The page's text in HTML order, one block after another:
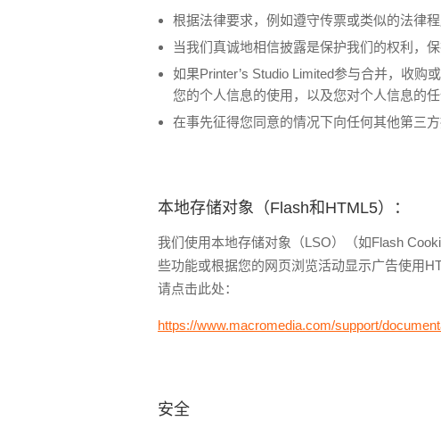
根据法律要求，例如遵守传票或类似的法律程
当我们真诚地相信披露是保护我们的权利，
如果Printer’s Studio Limited参与合并，收
您的个人信息的使用，以及您对个人信息的任
在事先征得您同意的情况下向任何其他第三方
本地存储对象（Flash和HTML5）：
我们使用本地存储对象（LSO）（如Flash
些功能或根据您的网页浏览活动显示广告使用
请点击此处：
https://www.macromedia.com/support/
安全